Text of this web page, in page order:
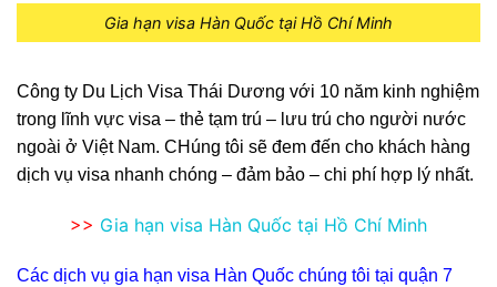
Gia hạn visa Hàn Quốc tại Hồ Chí Minh
Công ty Du Lịch Visa Thái Dương với 10 năm kinh nghiệm
trong lĩnh vực visa – thẻ tạm trú – lưu trú cho người nước
ngoài ở Việt Nam. CHúng tôi sẽ đem đến cho khách hàng
dịch vụ visa nhanh chóng – đảm bảo – chi phí hợp lý nhất.
>> Gia hạn visa Hàn Quốc tại Hồ Chí Minh
Các dịch vụ gia hạn visa Hàn Quốc chúng tôi tại quận 7